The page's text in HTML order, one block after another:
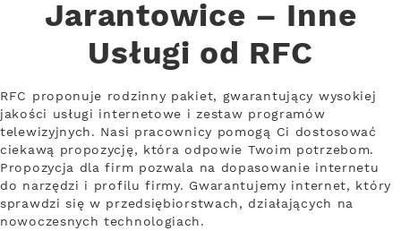
Jarantowice – Inne
Usługi od RFC
RFC proponuje rodzinny pakiet, gwarantujący wysokiej
jakości usługi internetowe i zestaw programów
telewizyjnych. Nasi pracownicy pomogą Ci dostosować
ciekawą propozycję, która odpowie Twoim potrzebom.
Propozycja dla firm pozwala na dopasowanie internetu
do narzędzi i profilu firmy. Gwarantujemy internet, który
sprawdzi się w przedsiębiorstwach, działających na
nowoczesnych technologiach.